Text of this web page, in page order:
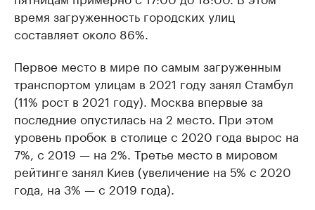
время загруженность городских улиц
составляет около 86%.
Первое место в мире по самым загруженным
транспортом улицам в 2021 году занял Стамбул
(11% рост в 2021 году). Москва впервые за
последние опустилась на 2 место. При этом
уровень пробок в столице с 2020 года вырос на
7%, с 2019 — на 2%. Третье место в мировом
рейтинге занял Киев (увеличение на 5% с 2020
года, на 3% — с 2019 года).